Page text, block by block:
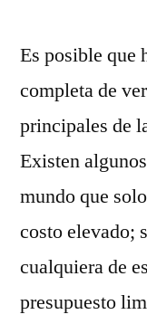
Es posible que
completa de
principales de
Existen
mundo que
costo elevado;
cualquiera de
presupuesto